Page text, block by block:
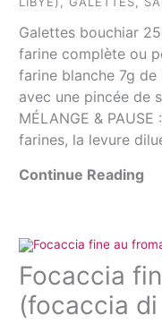
Galettes bouchiar
farine complète ou
farine blanche 7g de
avec une pincée de
MÉLANGE &
farines, la levure
Continue Reading
Focaccia
(focaccia